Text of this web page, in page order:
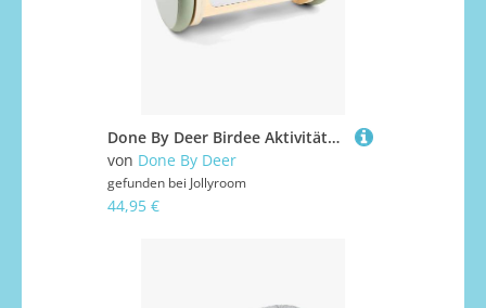
Done By Deer Birdee Aktivitätsspielzeug mit Spiegel, Multi, Babyspielzeug
von Done By Deer
gefunden bei Jollyroom
44,95 €